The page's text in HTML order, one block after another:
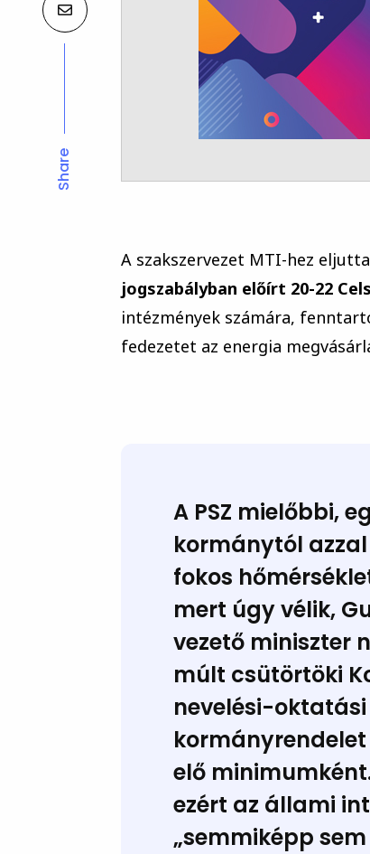
A szakszervezet MTI-hez
jogszabályban előírt 20-22
intézmények számára,
fedezetet az energia
A PSZ mielőbbi,
kormánytól
fokos
mert úgy vélik,
vezető miniszter
múlt csütörtöki
nevelési-
elő
ezért az állami
„semmiképp
Share